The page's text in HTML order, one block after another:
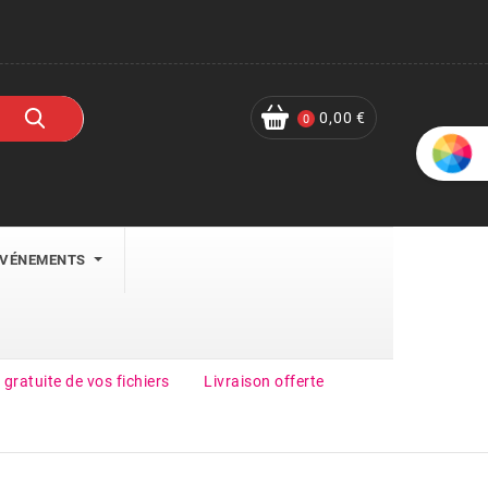
0 0,00 €
de vos fichiers Livraison offerte